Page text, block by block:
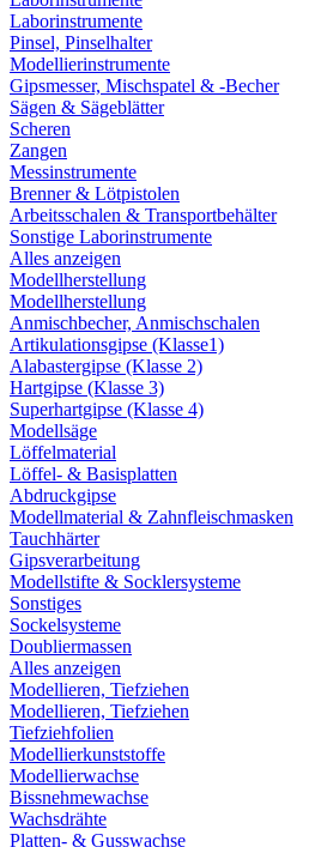
Laborinstrumente
Pinsel, Pinselhalter
Modellierinstrumente
Gipsmesser, Mischspatel & -Becher
Sägen & Sägeblätter
Scheren
Zangen
Messinstrumente
Brenner & Lötpistolen
Arbeitsschalen & Transportbehälter
Sonstige Laborinstrumente
Alles anzeigen
Modellherstellung
Modellherstellung
Anmischbecher, Anmischschalen
Artikulationsgipse (Klasse1)
Alabastergipse (Klasse 2)
Hartgipse (Klasse 3)
Superhartgipse (Klasse 4)
Modellsäge
Löffelmaterial
Löffel- & Basisplatten
Abdruckgipse
Modellmaterial & Zahnfleischmasken
Tauchhärter
Gipsverarbeitung
Modellstifte & Socklersysteme
Sonstiges
Sockelsysteme
Doubliermassen
Alles anzeigen
Modellieren, Tiefziehen
Modellieren, Tiefziehen
Tiefziehfolien
Modellierkunststoffe
Modellierwachse
Bissnehmewachse
Wachsdrähte
Platten- & Gusswachse